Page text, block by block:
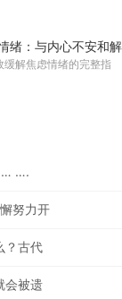
绪：与内心不安和
缓解焦虑情绪的完整指
… ….
努力开
？古代
会被遗